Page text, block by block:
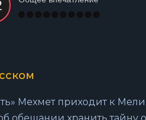
Мехмет приходит к